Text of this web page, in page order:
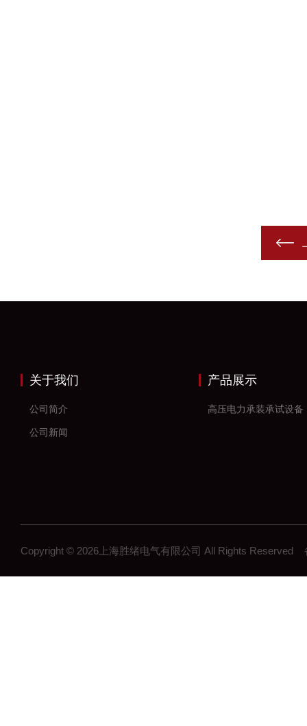
关于我们
公司简介
公司新闻
产品展示
高压电力承装承试设备
Copyright © 2026上海胜绪电气有限公司 All Rights Reserved